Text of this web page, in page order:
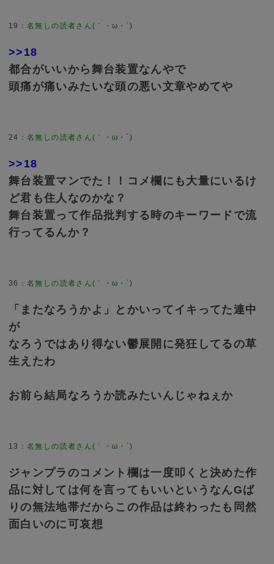
19 ：名無しの読者さん(｀・ω・´)
>>18
都合がいいから舞台装置なんやで
頭痛が痛いみたいな頭の悪い文章やめてや
24 ：名無しの読者さん(｀・ω・´)
>>18
舞台装置マンでた！！コメ欄にも大量にいるけ
ど君も住人なのかな？
舞台装置って作品批判する時のキーワードで流
行ってるんか？
36 ：名無しの読者さん(｀・ω・´)
「またなろうかよ」とかいってイキってた連中
が
なろうではあり得ない鬱展開に発狂してるの草
生えたわ
お前ら結局なろうか読みたいんじゃねぇか
13 ：名無しの読者さん(｀・ω・´)
ジャンプラのコメント欄は一度叩くと決めた作
品に対しては何を言ってもいいというなんGば
りの無法地帯だからこの作品は終わったも同然
面白いのに可哀想